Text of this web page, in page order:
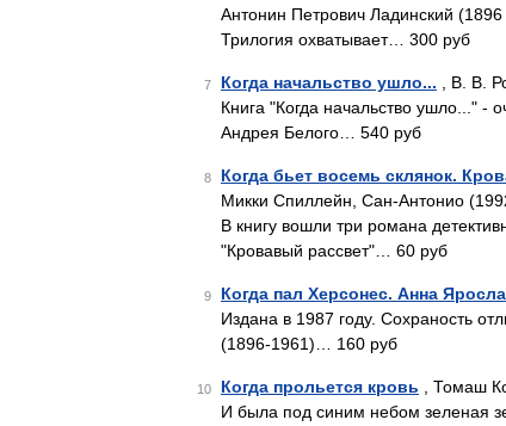
Антонин Петрович Ладинский
Трилогия охватывает… 300 руб
7 Когда начальство ушло... , В. В.
Книга "Когда начальство ушло..." -
Андрея Белого… 540 руб
8 Когда бьет восемь склянок.
Микки Спиллейн, Сан-Антонио
В книгу вошли три романа
"Кровавый рассвет"… 60 руб
9 Когда пал Херсонес. Анна
Издана в 1987 году. Сохраность
(1896-1961)… 160 руб
10 Когда прольется кровь , Томаш
И была под синим небом зеленая